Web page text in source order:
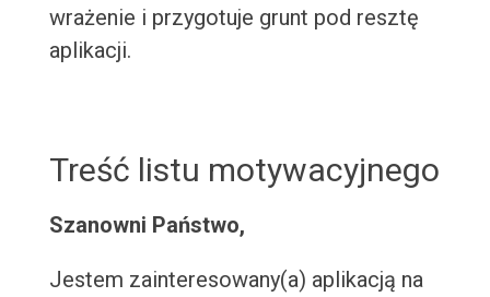
wrażenie i przygotuje grunt pod resztę
aplikacji.
Treść listu motywacyjnego
Szanowni Państwo,
Jestem zainteresowany(a) aplikacją na